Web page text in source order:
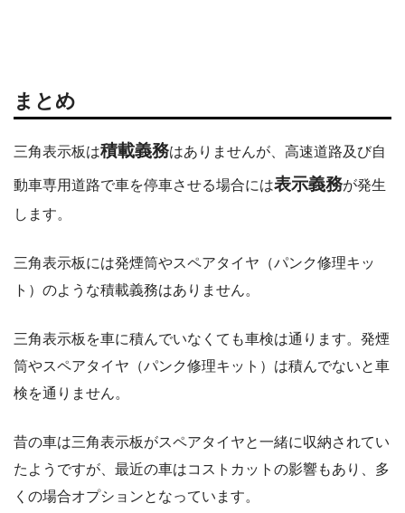
まとめ
三角表示板は積載義務はありませんが、高速道路及び自
動車専用道路で車を停車させる場合には表示義務が発生
します。
三角表示板には発煙筒やスペアタイヤ（パンク修理キッ
ト）のような積載義務はありません。
三角表示板を車に積んでいなくても車検は通ります。発煙
筒やスペアタイヤ（パンク修理キット）は積んでないと車
検を通りません。
昔の車は三角表示板がスペアタイヤと一緒に収納されてい
たようですが、最近の車はコストカットの影響もあり、多
くの場合オプションとなっています。